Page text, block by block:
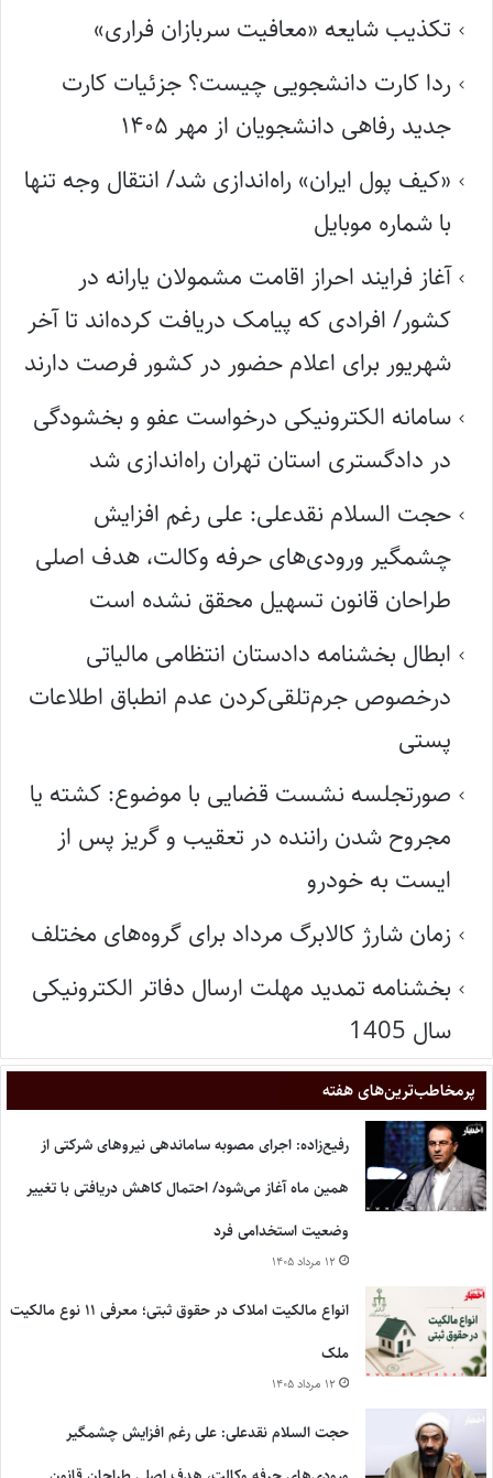
تکذیب شایعه «معافیت سربازان فراری»
ردا کارت دانشجویی چیست؟ جزئیات کارت
جدید رفاهی دانشجویان از مهر ۱۴۰۵
«کیف پول ایران» راه‌اندازی شد/ انتقال وجه تنها
با شماره موبایل
آغاز فرایند احراز اقامت مشمولان یارانه در
کشور/ افرادی که پیامک دریافت کرده‌اند تا آخر
شهریور برای اعلام حضور در کشور فرصت دارند
سامانه الکترونیکی درخواست عفو و بخشودگی
در دادگستری استان تهران راه‌اندازی شد
حجت السلام نقدعلی: علی رغم افزایش
چشمگیر ورودی‌های حرفه وکالت، هدف اصلی
طراحان قانون تسهیل محقق نشده است
ابطال بخشنامه دادستان انتظامی مالیاتی
درخصوص جرم‌تلقی‌کردن عدم انطباق اطلاعات
پستی
صورتجلسه نشست قضایی با موضوع: کشته یا
مجروح شدن راننده در تعقیب و گریز پس از
ایست به خودرو
زمان شارژ کالابرگ مرداد برای گروه‌های مختلف
بخشنامه تمدید مهلت ارسال دفاتر الکترونیکی
سال 1405
پر‌مخاطب‌ترین‌های هفته
رفیع‌زاده: اجرای مصوبه ساماندهی نیروهای شرکتی از
همین ماه آغاز می‌شود/ احتمال کاهش دریافتی با تغییر
وضعیت استخدامی فرد
۱۲ مرداد ۱۴۰۵
انواع مالکیت املاک در حقوق ثبتی؛ معرفی ۱۱ نوع مالکیت
ملک
۱۲ مرداد ۱۴۰۵
حجت السلام نقدعلی: علی رغم افزایش چشمگیر